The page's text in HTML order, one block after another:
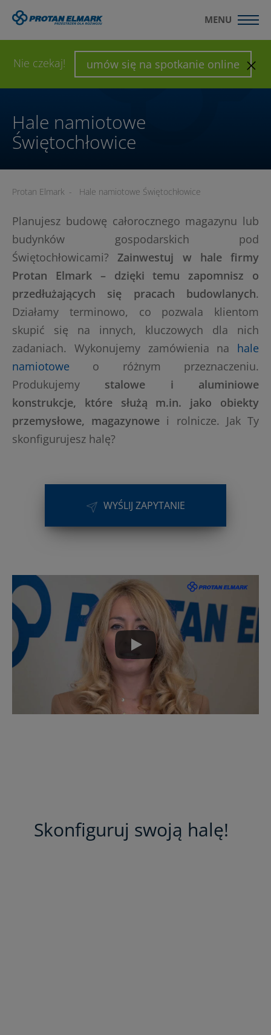
Nie czekaj! umów się na spotkanie online
MENU
WYŚLIJ ZAPYTANIE SKONFIGURUJ HALĘ
Hale namiotowe
Świętochłowice
Protan Elmark - Hale namiotowe Świętochłowice
Planujesz budowę całorocznego magazynu lub
budynków gospodarskich pod
Świętochłowicami?Zainwestuj w hale firmy
Protan Elmark – dzięki temu zapomnisz o
przedłużających się pracach budowlanych.
Działamy terminowo, co pozwala klientom
skupić się na innych, kluczowych dla nich
zadaniach. Wykonujemy zamówienia na hale
namiotowe o różnym przeznaczeniu.
Produkujemy stalowe i aluminiowe
konstrukcje, które służą m.in. jako obiekty
przemysłowe, magazynowe i rolnicze. Jak Ty
skonfigurujesz halę?
WYŚLIJ ZAPYTANIE
Skonfiguruj swoją halę!